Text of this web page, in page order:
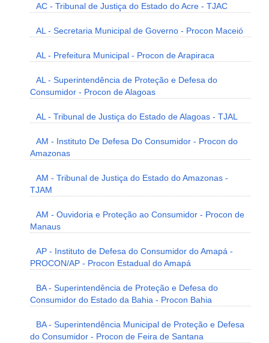
AC - Tribunal de Justiça do Estado do Acre - TJAC
AL - Secretaria Municipal de Governo - Procon Maceió
AL - Prefeitura Municipal - Procon de Arapiraca
AL - Superintendência de Proteção e Defesa do
Consumidor - Procon de Alagoas
AL - Tribunal de Justiça do Estado de Alagoas - TJAL
AM - Instituto De Defesa Do Consumidor - Procon do
Amazonas
AM - Tribunal de Justiça do Estado do Amazonas -
TJAM
AM - Ouvidoria e Proteção ao Consumidor - Procon de
Manaus
AP - Instituto de Defesa do Consumidor do Amapá -
PROCON/AP - Procon Estadual do Amapá
BA - Superintendência de Proteção e Defesa do
Consumidor do Estado da Bahia - Procon Bahia
BA - Superintendência Municipal de Proteção e Defesa
do Consumidor - Procon de Feira de Santana